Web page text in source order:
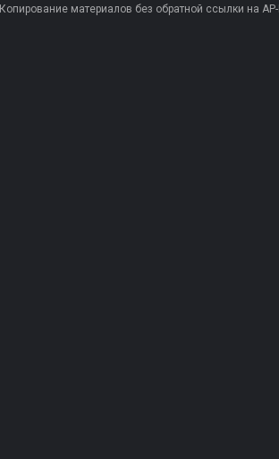
Копирование материалов без обратной ссылки на